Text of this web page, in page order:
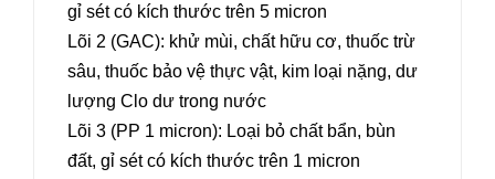
gỉ sét có kích thước trên 5 micron
Lõi 2 (GAC): khử mùi, chất hữu cơ, thuốc trừ
sâu, thuốc bảo vệ thực vật, kim loại nặng, dư
lượng Clo dư trong nước
Lõi 3 (PP 1 micron): Loại bỏ chất bẩn, bùn
đất, gỉ sét có kích thước trên 1 micron